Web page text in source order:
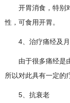
开胃消食，特别对
性，可食用开胃。
4、治疗痛经及月
由于很多痛经是由
所以对此具有一定的
5、抗衰老